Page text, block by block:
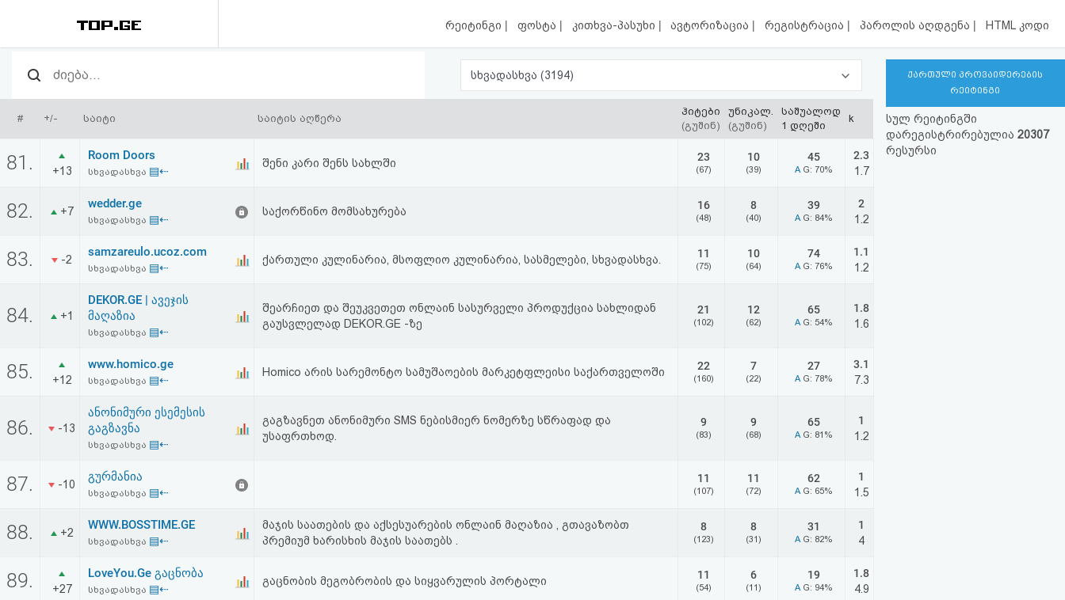
რეიტინგი | ფოსტა | კითხვა-პასუხი | ავტორიზაცია | რეგისტრაცია | პაროლის აღდგენა | HTML კოდი
რეიტინგი
(მთავარი)
ფოსტა
პასუხი
ავტორიზაცია
რეგისტრაცია
პაროლის
აღდგენა
კოდი
სალიცენზიო
და
პასუხისმგებლობის
უარყოფა
სხვადასხვა (3194)
# +/- საიტი საიტის აღწერა
ჰიტები
(გუშინ)
უნიკალ.
(გუშინ)
საშუალოდ
1 დღეში
k
81. +13
Room Doors
სხვადასხვა ▤⇠
შენი კარი შენს სახლში 23
(67)
10
(39)
45
A G: 70%
2.3
1.7
82. +7
wedder.ge
სხვადასხვა ▤⇠
საქორწინო მომსახურება 16
(48)
8
(40)
39
A G: 84%
2
1.2
83. -2
samzareulo.ucoz.com
სხვადასხვა ▤⇠
ქართული კულინარია, მსოფლიო კულინარია, სასმელები, სხვადასხვა. 11
(75)
10
(64)
74
A G: 76%
1.1
1.2
84. +1
DEKOR.GE | ავეჯის
მაღაზია
სხვადასხვა ▤⇠
შეარჩიეთ და შეუკვეთეთ ონლაინ სასურველი პროდუქცია სახლიდან
გაუსვლელად DEKOR.GE -ზე
21
(102)
12
(62)
65
A G: 54%
1.8
1.6
85. +12
www.homico.ge
სხვადასხვა ▤⇠
Homico არის სარემონტო სამუშაოების მარკეტფლეისი საქართველოში 22
(160)
7
(22)
27
A G: 78%
3.1
7.3
86. -13
ანონიმური ესემესის
გაგზავნა
სხვადასხვა ▤⇠
გაგზავნეთ ანონიმური SMS ნებისმიერ ნომერზე სწრაფად და
უსაფრთხოდ.
9
(83)
9
(68)
65
A G: 81%
1
1.2
87. -10
გურმანია
სხვადასხვა ▤⇠
11
(107)
11
(72)
62
A G: 65%
1
1.5
88. +2
WWW.BOSSTIME.GE
სხვადასხვა ▤⇠
მაჯის საათების და აქსესუარების ონლაინ მაღაზია , გთავაზობთ
პრემიუმ ხარისხის მაჯის საათებს .
8
(123)
8
(31)
31
A G: 82%
1
4
89. +27
LoveYou.Ge გაცნობა
სხვადასხვა ▤⇠
გაცნობის მეგობრობის და სიყვარულის პორტალი 11
(54)
6
(11)
19
A G: 94%
1.8
4.9
ქართული პროვაიდერების
რეიტინგი
სულ რეიტინგში
დარეგისტრირებულია 20307
რესურსი